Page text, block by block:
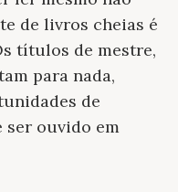
de livros cheias é
títulos de mestre,
para nada,
de
ser ouvido em